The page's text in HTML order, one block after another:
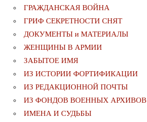
ГРАЖДАНСКАЯ ВОЙНА
ГРИФ СЕКРЕТНОСТИ СНЯТ
ДОКУМЕНТЫ и МАТЕРИАЛЫ
ЖЕНЩИНЫ В АРМИИ
ЗАБЫТОЕ ИМЯ
ИЗ ИСТОРИИ ФОРТИФИКАЦИИ
ИЗ РЕДАКЦИОННОЙ ПОЧТЫ
ИЗ ФОНДОВ ВОЕННЫХ АРХИВОВ
ИМЕНА И СУДЬБЫ